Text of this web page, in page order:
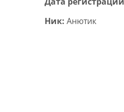
Ник: Анютик